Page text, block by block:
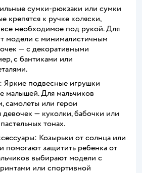
сумки-рюкзаки или сумки
крепятся к ручке коляски,
необходимое под рукой. Для
модели с минималистичным
— с декоративными
с бантиками или
подвесные игрушки
малышей. Для мальчиков
самолеты или герои
девочек — куколки, бабочки или
тонах.
Козырьки от солнца или
помогают защитить ребенка от
выбирают модели с
или спортивной